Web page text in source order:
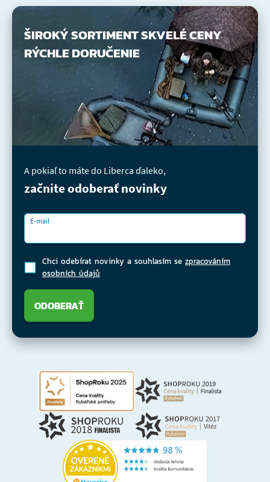
ŠIROKÝ SORTIMENTSKVELÉ CENY
RÝCHLE DORUČENIE
A pokiaľ to máte do Liberca ďaleko,
začnite odoberať novinky
E-mail
Chci odebírat novinky a souhlasím se zpracováním
osobních údajů
ODOBERAŤ